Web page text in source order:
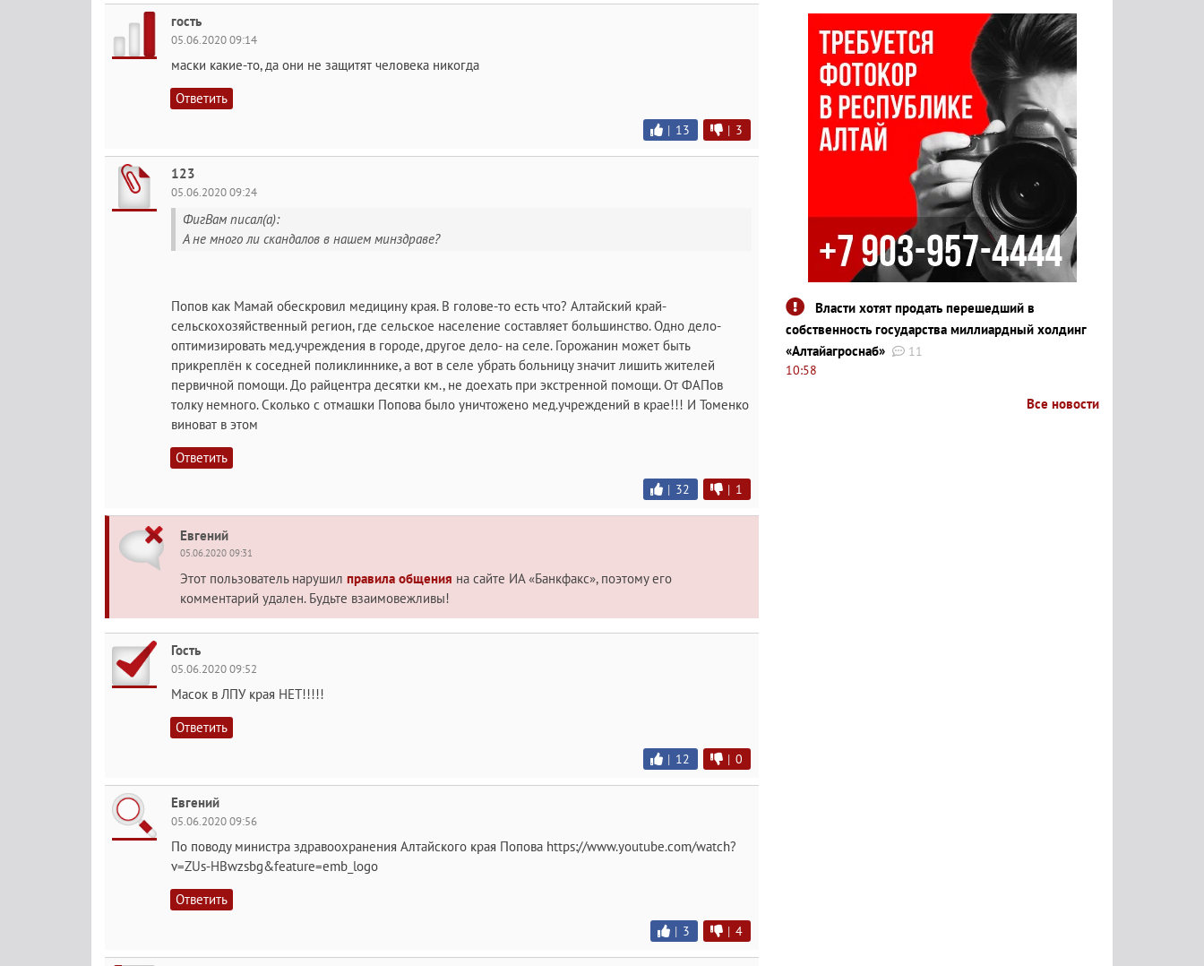
гость
05.06.2020 09:14
маски какие-то, да они не защитят человека никогда
Ответить
| 13 | 3
123
05.06.2020 09:24
ФигВам писал(а):
А не много ли скандалов в нашем минздраве?
Попов как Мамай обескровил медицину края. В голове-то есть что? Алтайский край-
сельскохозяйственный регион, где сельское население составляет большинство. Одно дело-
оптимизировать мед.учреждения в городе, другое дело- на селе. Горожанин может быть
прикреплён к соседней поликлиннике, а вот в селе убрать больницу значит лишить жителей
первичной помощи. До райцентра десятки км., не доехать при экстренной помощи. От ФАПов
толку немного. Сколько с отмашки Попова было уничтожено мед.учреждений в крае!!! И Томенко
виноват в этом
Ответить
| 32 | 1
Евгений
05.06.2020 09:31
Этот пользователь нарушил правила общения на сайте ИА «Банкфакс», поэтому его
комментарий удален. Будьте взаимовежливы!
Гость
05.06.2020 09:52
Масок в ЛПУ края НЕТ!!!!!
Ответить
| 12 | 0
Евгений
05.06.2020 09:56
По поводу министра здравоохранения Алтайского края Попова https://www.youtube.com/watch?
v=ZUs-HBwzsbg&feature=emb_logo
Ответить
| 3 | 4
Власти хотят продать перешедший в
собственность государства миллиардный холдинг
«Алтайагроснаб»
11
10:58
Все новости